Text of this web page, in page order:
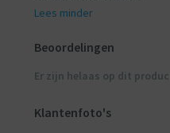
Lees minder
Beoordelingen
Er zijn helaas op dit
Klantenfoto's